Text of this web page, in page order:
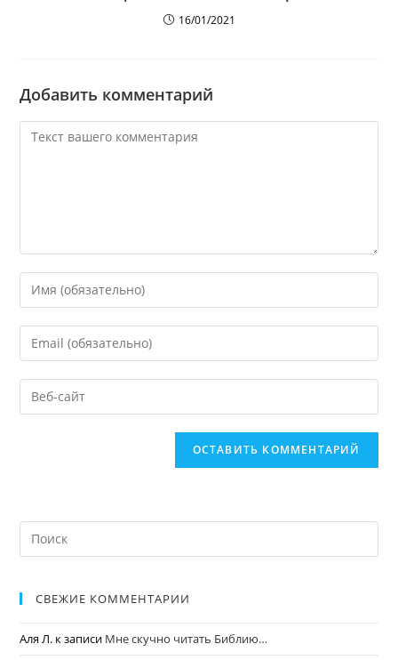
16/01/2021
Добавить комментарий
СВЕЖИЕ КОММЕНТАРИИ
Аля Л. к записи Мне скучно читать Библию…